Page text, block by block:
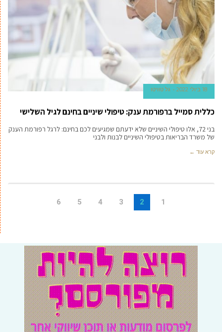
18 ביולי 2022 גל טוויטו
כללית סמייל ברפורמת ענק: טיפולי שיניים בחינם לגיל השלישי
בני 72, אלו טיפולי השיניים שלא ידעתם שמגיעים לכם בחינם: לרגל רפורמת הענק
של משרד הבריאות בטיפולי השיניים לבנות ולבני
קרא עוד ←
1
2
3
4
5
6